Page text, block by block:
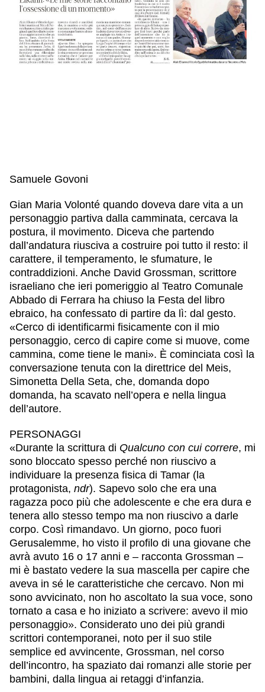
Samuele Govoni
Gian Maria Volonté quando doveva dare vita a un
personaggio partiva dalla camminata, cercava la
postura, il movimento. Diceva che partendo
dall’andatura riusciva a costruire poi tutto il resto: il
carattere, il temperamento, le sfumature, le
contraddizioni. Anche David Grossman, scrittore
israeliano che ieri pomeriggio al Teatro Comunale
Abbado di Ferrara ha chiuso la Festa del libro
ebraico, ha confessato di partire da lì: dal gesto.
«Cerco di identificarmi fisicamente con il mio
personaggio, cerco di capire come si muove, come
cammina, come tiene le mani». È cominciata così la
conversazione tenuta con la direttrice del Meis,
Simonetta Della Seta, che, domanda dopo
domanda, ha scavato nell’opera e nella lingua
dell’autore.
PERSONAGGI
«Durante la scrittura di Qualcuno con cui correre, mi
sono bloccato spesso perché non riuscivo a
individuare la presenza fisica di Tamar (la
protagonista, ndr). Sapevo solo che era una
ragazza poco più che adolescente e che era dura e
tenera allo stesso tempo ma non riuscivo a darle
corpo. Così rimandavo. Un giorno, poco fuori
Gerusalemme, ho visto il profilo di una giovane che
avrà avuto 16 o 17 anni e – racconta Grossman –
mi è bastato vedere la sua mascella per capire che
aveva in sé le caratteristiche che cercavo. Non mi
sono avvicinato, non ho ascoltato la sua voce, sono
tornato a casa e ho iniziato a scrivere: avevo il mio
personaggio». Considerato uno dei più grandi
scrittori contemporanei, noto per il suo stile
semplice ed avvincente, Grossman, nel corso
dell’incontro, ha spaziato dai romanzi alle storie per
bambini, dalla lingua ai retaggi d’infanzia.